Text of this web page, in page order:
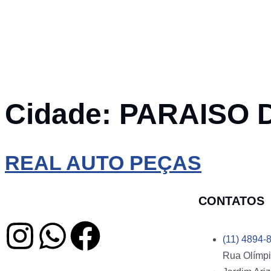
Cidade: PARAISO
REAL AUTO PEÇAS
CONTATOS
(11) 4894-
Rua